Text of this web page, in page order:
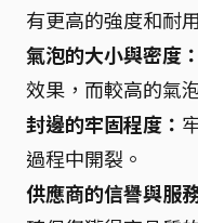
有更高的強度和耐
氣泡的大小與密度：
效果，而較高的氣
封邊的牢固程度：
過程中開裂。
供應商的信譽與服